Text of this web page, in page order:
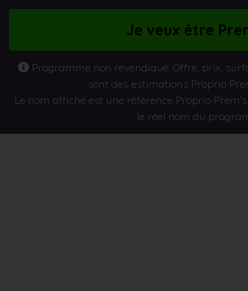
Je veux être
Programme non revendiqué. Offre, prix,
sont des estimations Proprio
Le nom affiché est une référence Proprio
le réel nom du